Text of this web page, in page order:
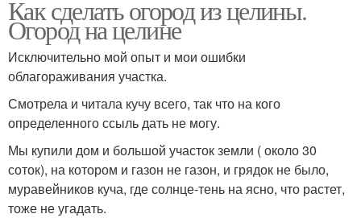
Как сделать огород из целины.
Огород на целине
Исключительно мой опыт и мои ошибки
облагораживания участка.
Смотрела и читала кучу всего, так что на кого
определенного ссыль дать не могу.
Мы купили дом и большой участок земли ( около 30
соток), на котором и газон не газон, и грядок не было,
муравейников куча, где солнце-тень на ясно, что растет,
тоже не угадать.